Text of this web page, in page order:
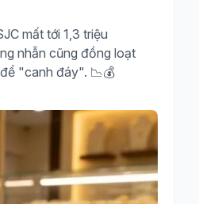
mất tới 1,3 triệu
nhẫn cũng đồng loạt
"canh đáy". 📉💰